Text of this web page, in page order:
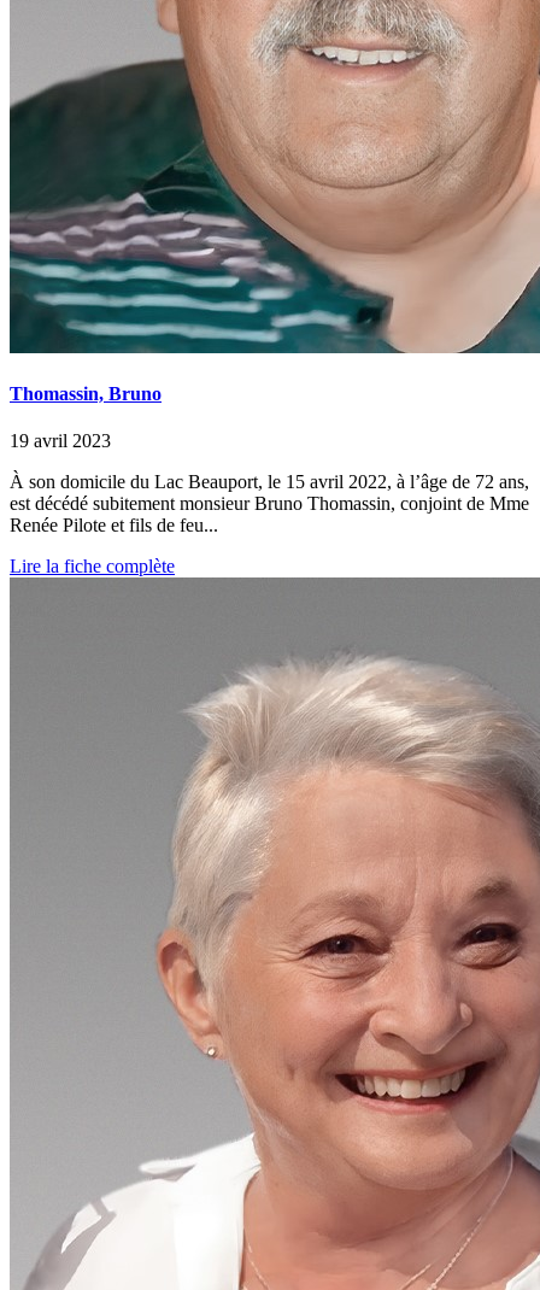
Thomassin, Bruno
19 avril 2023
À son domicile du Lac Beauport, le 15 avril 2022, à l’âge de 72 ans,
est décédé subitement monsieur Bruno Thomassin, conjoint de Mme
Renée Pilote et fils de feu...
Lire la fiche complète